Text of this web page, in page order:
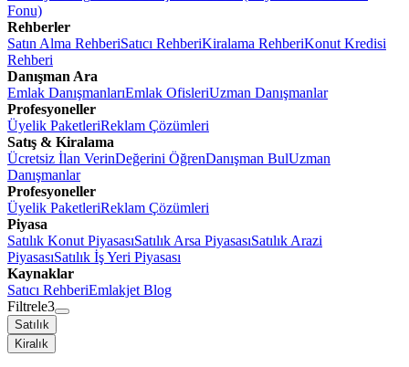
Fonu)
Rehberler
Satın Alma RehberiSatıcı RehberiKiralama RehberiKonut Kredisi
Rehberi
Danışman Ara
Emlak DanışmanlarıEmlak OfisleriUzman Danışmanlar
Profesyoneller
Üyelik PaketleriReklam Çözümleri
Satış & Kiralama
Ücretsiz İlan VerinDeğerini ÖğrenDanışman BulUzman
Danışmanlar
Profesyoneller
Üyelik PaketleriReklam Çözümleri
Piyasa
Satılık Konut PiyasasıSatılık Arsa PiyasasıSatılık Arazi
PiyasasıSatılık İş Yeri Piyasası
Kaynaklar
Satıcı RehberiEmlakjet Blog
Filtrele3
Satılık
Kiralık